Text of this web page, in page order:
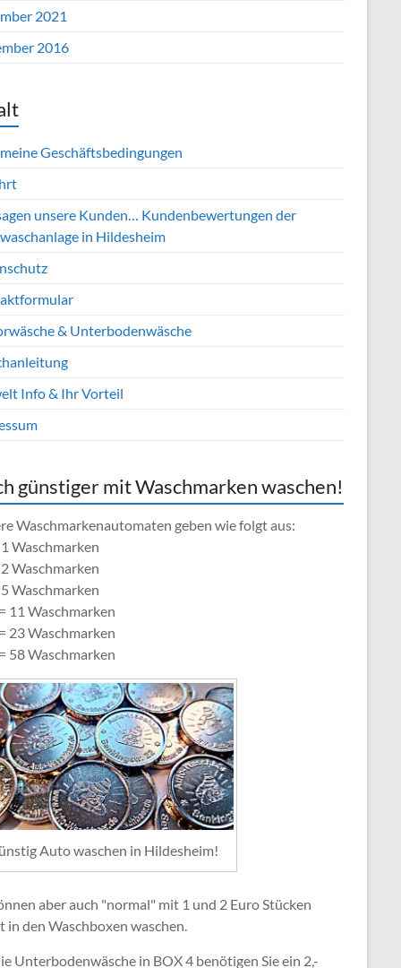
2021
2016
Geschäftsbedingungen
unsere Kunden… Kundenbewertungen der
in Hildesheim
& Unterbodenwäsche
Info & Ihr Vorteil
günstiger mit Waschmarken waschen!
Waschmarkenautomaten geben wie folgt aus:
1 Waschmarken
Waschmarken
Waschmarken
11 Waschmarken
23 Waschmarken
58 Waschmarken
Auto waschen in Hildesheim!
aber auch "normal" mit 1 und 2 Euro Stücken
in den Waschboxen waschen.
Unterbodenwäsche in BOX 4 benötigen Sie ein 2,-